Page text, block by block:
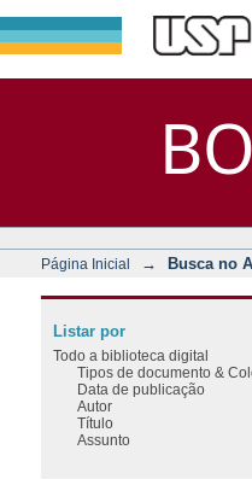
Página Inicial → Busca no
Listar por
Todo a biblioteca digital
Tipos de documento &
Data de publicação
Autor
Título
Assunto